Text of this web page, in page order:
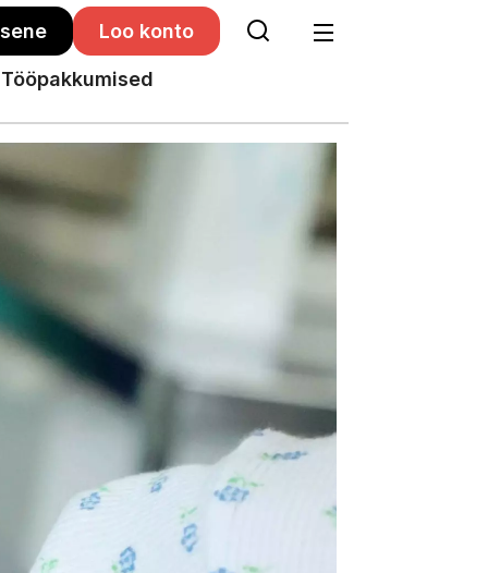
Loo konto
Tööpakkumised